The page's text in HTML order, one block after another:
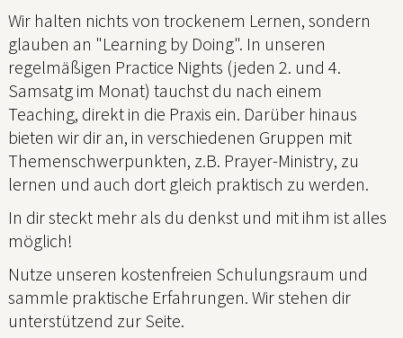
Wir halten nichts von trockenem Lernen, sondern
glauben an "Learning by Doing". In unseren
regelmäßigen Practice Nights (jeden 2. und 4.
Samsatg im Monat) tauchst du nach einem
Teaching, direkt in die Praxis ein. Darüber hinaus
bieten wir dir an, in verschiedenen Gruppen mit
Themenschwerpunkten, z.B. Prayer-Ministry, zu
lernen und auch dort gleich praktisch zu werden.
In dir steckt mehr als du denkst und mit ihm ist alles
möglich!
Nutze unseren kostenfreien Schulungsraum und
sammle praktische Erfahrungen. Wir stehen dir
unterstützend zur Seite.